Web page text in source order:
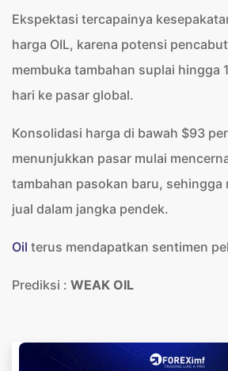
Ekspektasi tercapainya
harga OIL, karena potensi
membuka tambahan suplai hingga
hari ke pasar global.
Konsolidasi harga di bawah $93
menunjukkan pasar mulai
tambahan pasokan baru, sehingga
jual dalam jangka pendek.
Oil terus mendapatkan sentimen
Prediksi : WEAK OIL